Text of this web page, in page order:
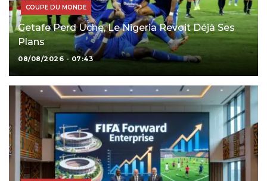
COUPE DU MONDE
Getafe Perd Uche, Le Nigeria Revoit Déjà Ses
Plans
08/08/2026 - 07:43